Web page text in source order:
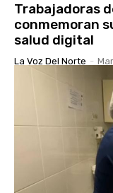
Trabajadoras
conmemoran
salud digital
La Voz Del Norte -